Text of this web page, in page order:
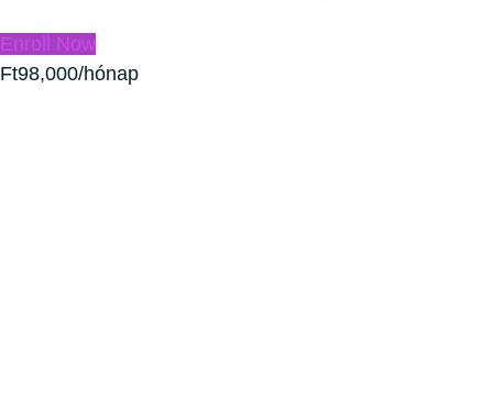
Enroll Now
Ft98,000/hónap